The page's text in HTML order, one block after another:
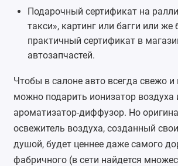
Подарочный сертификат на
такси», картинг или багги или же
практичный сертификат в
автозапчастей.
Чтобы в салоне авто всегда свежо и
можно подарить ионизатор воздуха
ароматизатор-диффузор. Но
освежитель воздуха, созданный
душой, будет ценнее даже самого
фабричного (в сети найдется